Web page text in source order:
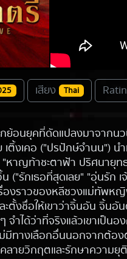
เสียง Thai
ย้อนยุคที่ดัดแปลงมาจากน
ติ้งเคอ ("ปรปักษ์จำนน") น
"หาญท้าชะตาฟ้า ปริศนายุ
("รักเธอที่สุดเลย" "อุ่นรัก
รื่องราวของหลีซวงแม่ทัพ
ตั้งชื่อให้เขาว่าจิ้นอัน จิ้นอั
ำได้ว่าที่จริงแล้วเขาเป็น
ทางเลือกอื่นนอกจากต้อ
ายวิกฤตและรักษาความยุติ